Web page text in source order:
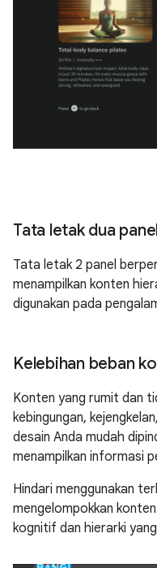
Tata letak dua
Tata letak 2 panel
menampilkan konten
digunakan pada
Kelebihan beban
Konten yang rumit dan
kebingungan,
desain Anda mudah
menampilkan informasi
Hindari menggunakan
mengelompokkan
kognitif dan hierarki